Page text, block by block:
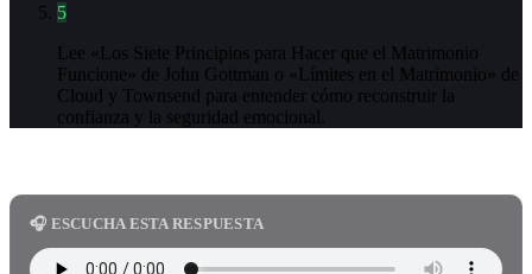
5
Lee «Los Siete Principios para Hacer que el Matrimonio
Funcione» de John Gottman o «Límites en el Matrimonio» de
Cloud y Townsend para entender cómo reconstruir la
confianza y la seguridad emocional.
🎧 ESCUCHA ESTA RESPUESTA